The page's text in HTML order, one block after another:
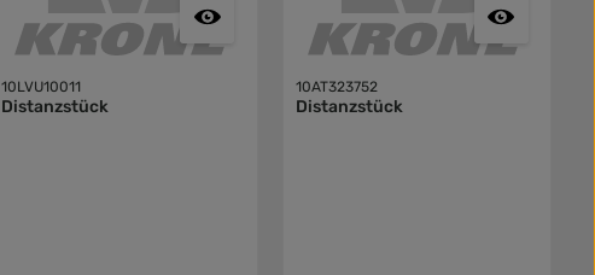
10LVU10011
Distanzstück
10AT323752
Distanzstück